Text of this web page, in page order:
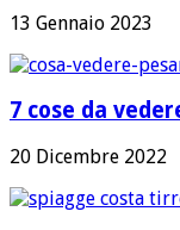
13 Gennaio 2023
7 cose da
20 Dicembre 2022